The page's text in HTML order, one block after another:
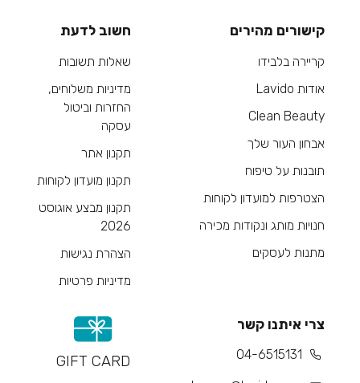
קישורים מהירים
קריירה בלבידו
אודות Lavido
Clean Beauty
אבחון העור שלך
תובנות על טיפוח
הצטרפות למועדון לקוחות
חנויות מותג ונקודות מכירה
מתנות לעסקים
חשוב לדעת
שאלות תשובות
מדיניות משלוחים,
החזרות וביטול
עסקה
תקנון אתר
תקנון מועדון לקוחות
תקנון מבצע אוגוסט
2026
הצהרת נגישות
מדיניות פרטיות
צרי איתנו קשר
04-6515131
GIFT CARD